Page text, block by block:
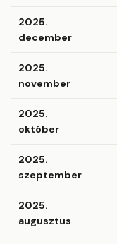
2025.
december
2025.
november
2025.
október
2025.
szeptember
2025.
augusztus